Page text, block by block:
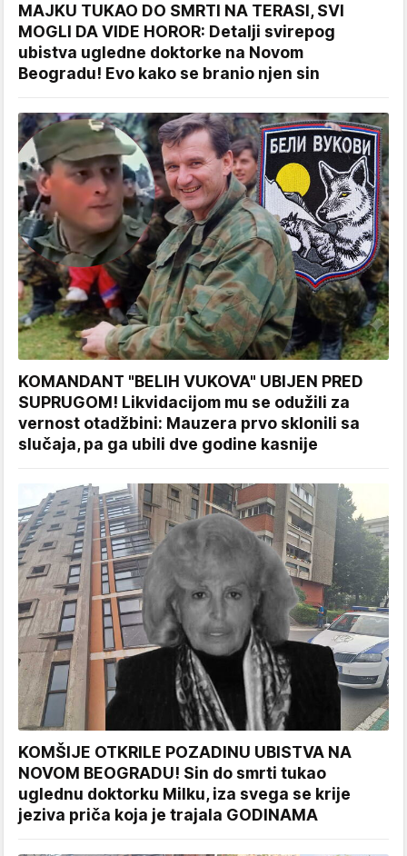
MAJKU TUKAO DO SMRTI NA TERASI, SVI
MOGLI DA VIDE HOROR: Detalji svirepog
ubistva ugledne doktorke na Novom
Beogradu! Evo kako se branio njen sin
KOMANDANT "BELIH VUKOVA" UBIJEN PRED
SUPRUGOM! Likvidacijom mu se odužili za
vernost otadžbini: Mauzera prvo sklonili sa
slučaja, pa ga ubili dve godine kasnije
KOMŠIJE OTKRILE POZADINU UBISTVA NA
NOVOM BEOGRADU! Sin do smrti tukao
uglednu doktorku Milku, iza svega se krije
jeziva priča koja je trajala GODINAMA